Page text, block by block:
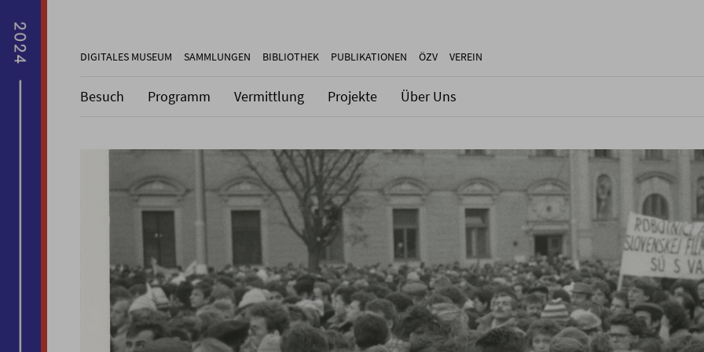
DIGITALES MUSEUM SAMMLUNGEN BIBLIOTHEK PUBLIKATIONEN ÖZV VEREIN
Besuch Programm Vermittlung Projekte Über Uns